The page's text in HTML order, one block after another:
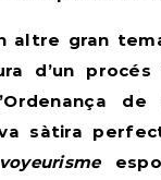
altre gran
d’un
de
sàtira
voyeurisme